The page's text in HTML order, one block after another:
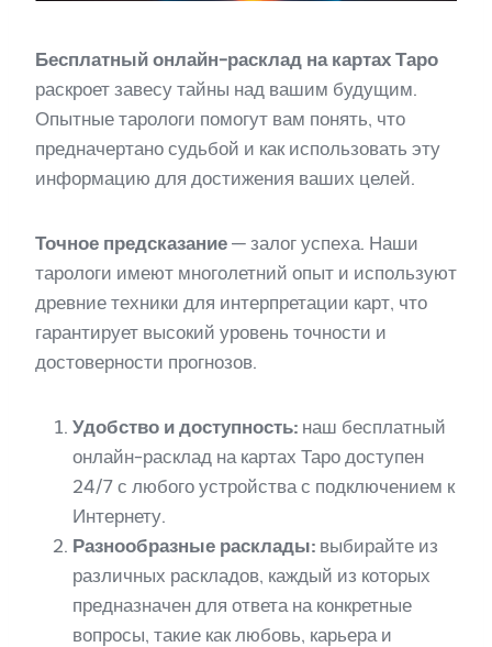
Бесплатный онлайн-расклад на картах Таро
раскроет завесу тайны над вашим будущим.
Опытные тарологи помогут вам понять, что
предначертано судьбой и как использовать эту
информацию для достижения ваших целей.
Точное предсказание — залог успеха. Наши
тарологи имеют многолетний опыт и используют
древние техники для интерпретации карт, что
гарантирует высокий уровень точности и
достоверности прогнозов.
Удобство и доступность: наш бесплатный
онлайн-расклад на картах Таро доступен
24/7 с любого устройства с подключением к
Интернету.
Разнообразные расклады: выбирайте из
различных раскладов, каждый из которых
предназначен для ответа на конкретные
вопросы, такие как любовь, карьера и